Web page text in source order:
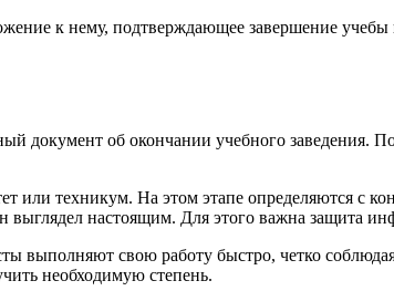
к нему, подтверждающее завершение
документ об окончании учебного заведения.
или техникум. На этом этапе определяются с
выглядел настоящим. Для этого важна защита
выполняют свою работу быстро, четко
необходимую степень.